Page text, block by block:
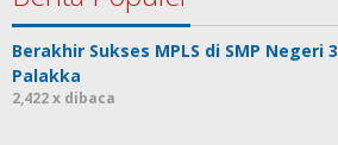
Berakhir Sukses MPLS di SMP Negeri 3
Palakka
2,422 x dibaca